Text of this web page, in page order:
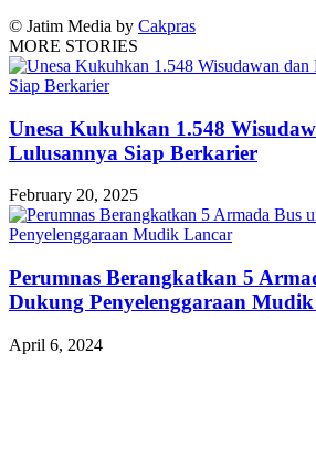
© Jatim Media by Cakpras
MORE STORIES
Unesa Kukuhkan 1.548
Lulusannya Siap Berkarier
February 20, 2025
Perumnas Berangkatkan 5
Dukung Penyelenggaraan
April 6, 2024